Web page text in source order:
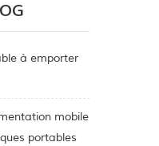
à emporter
mobile
portables